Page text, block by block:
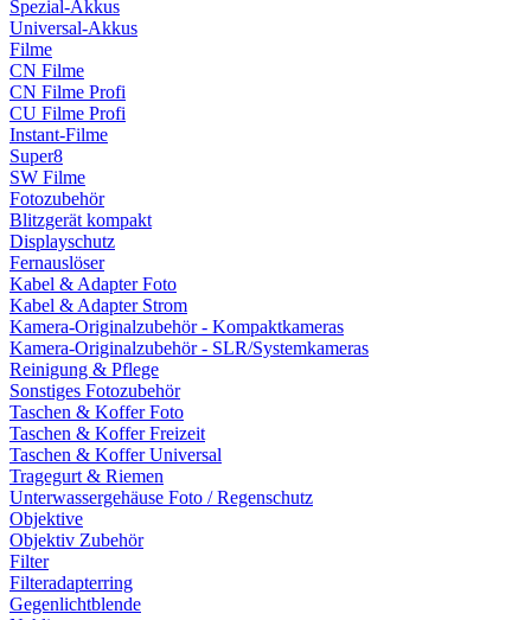
Spezial-Akkus
Universal-Akkus
Filme
CN Filme
CN Filme Profi
CU Filme Profi
Instant-Filme
Super8
SW Filme
Fotozubehör
Blitzgerät kompakt
Displayschutz
Fernauslöser
Kabel & Adapter Foto
Kabel & Adapter Strom
Kamera-Originalzubehör - Kompaktkameras
Kamera-Originalzubehör - SLR/Systemkameras
Reinigung & Pflege
Sonstiges Fotozubehör
Taschen & Koffer Foto
Taschen & Koffer Freizeit
Taschen & Koffer Universal
Tragegurt & Riemen
Unterwassergehäuse Foto / Regenschutz
Objektive
Objektiv Zubehör
Filter
Filteradapterring
Gegenlichtblende